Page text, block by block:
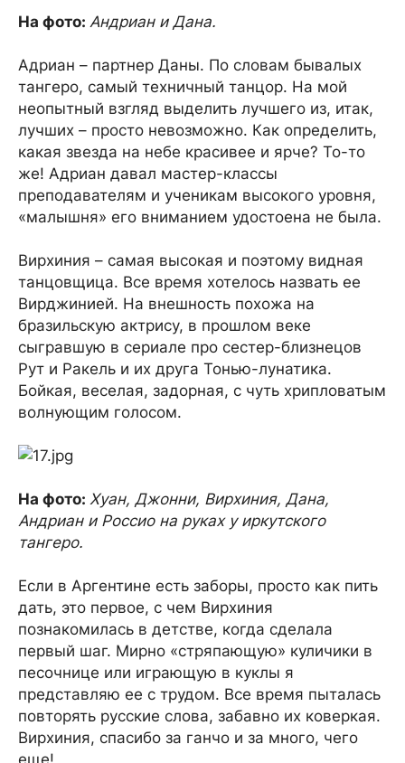
На фото: Андриан и Дана.
Адриан – партнер Даны. По словам бывалых
тангеро, самый техничный танцор. На мой
неопытный взгляд выделить лучшего из, итак,
лучших – просто невозможно. Как определить,
какая звезда на небе красивее и ярче? То-то
же! Адриан давал мастер-классы
преподавателям и ученикам высокого уровня,
«малышня» его вниманием удостоена не была.
Вирхиния – самая высокая и поэтому видная
танцовщица. Все время хотелось назвать ее
Вирджинией. На внешность похожа на
бразильскую актрису, в прошлом веке
сыгравшую в сериале про сестер-близнецов
Рут и Ракель и их друга Тонью-лунатика.
Бойкая, веселая, задорная, с чуть хрипловатым
волнующим голосом.
На фото: Хуан, Джонни, Вирхиния, Дана,
Андриан и Россио на руках у иркутского
тангеро.
Если в Аргентине есть заборы, просто как пить
дать, это первое, с чем Вирхиния
познакомилась в детстве, когда сделала
первый шаг. Мирно «стряпающую» куличики в
песочнице или играющую в куклы я
представляю ее с трудом. Все время пыталась
повторять русские слова, забавно их коверкая.
Вирхиния, спасибо за ганчо и за много, чего